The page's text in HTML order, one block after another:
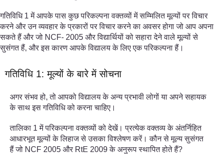
गतिविधि 1 में आपके पास कुछ परिकल्पना वक्तव्यों में सम्मिलित मूल्यों पर विचार
करने और उन व्यवहार के प्रकारों पर विचार करने का अवसर होगा जो आप अपना
सकते हैं और जो NCF- 2005 और विद्यार्थियों को सहारा देने वाले मूल्यों से
सुसंगत हैं, और इस कारण आपके विद्यालय के लिए एक परिकल्पना हैं।
गतिविधि 1: मूल्यों के बारे में सोचना
अगर संभव हो, तो आपको विद्यालय के अन्य प्रभावी लोगों या अपने सहायक
के साथ इस गतिविधि को करना चाहिए।
तालिका 1 में परिकल्पना वक्तव्यों को देखें। प्रत्येक वक्तव्य के अंतर्निहित
आधारभूत मूल्यों के लिहाज से उसका विश्लेषण करें। कौन से मूल्य सुसंगत
हैं जो NCF 2005 और RtE 2009 के अनुरूप स्थापित होते हैं?